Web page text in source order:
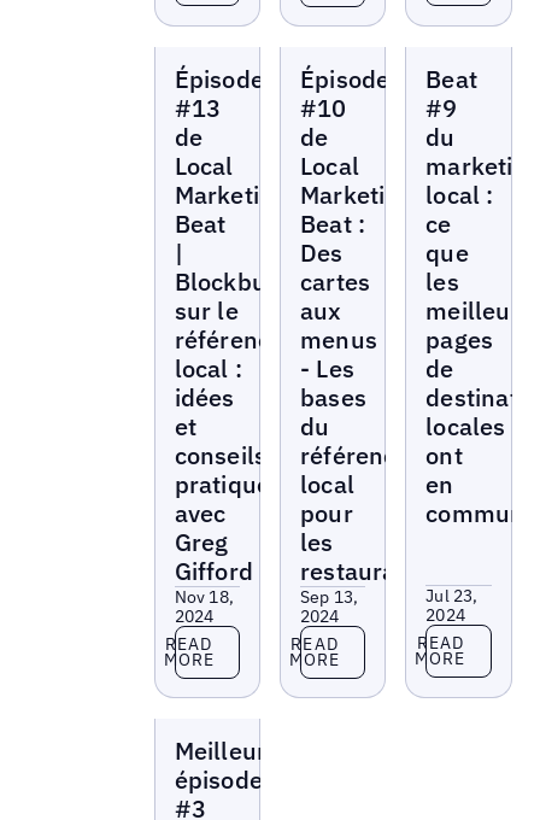
Local
Marketing
Beat
Épisode
#13
de
Local
Marketing
Beat
|
Blockbuster
sur le
référencement
local :
idées
et
conseils
pratiques
avec
Greg
Gifford
Nov 18,
2024
Read more
READ
MORE
Marketing
Beat
Épisode
#10
de
Local
Marketing
Beat :
Des
cartes
aux
menus
- Les
bases
du
référencement
local
pour
les
restaurants
Sep 13,
2024
Read more
READ
MORE
Marketing
Beat
Beat
#9
du
local :
ce
que
les
pages
de
locales
ont
en
commun
Jul 23,
2024
Read more
READ
MORE
Marketing
Beat
Meilleur
épisode
#3